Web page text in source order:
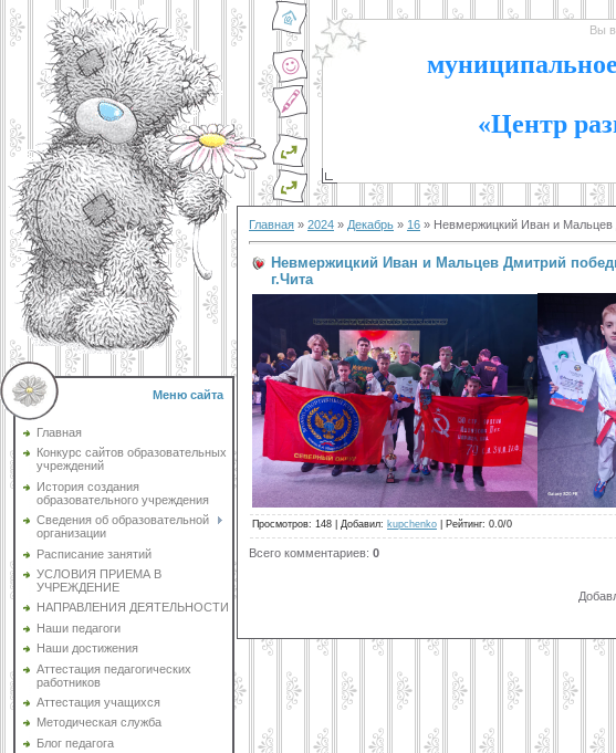
Меню сайта
Главная
Конкурс сайтов образовательных
учреждений
История создания
образовательного учреждения
Сведения об образовательной
организации
Расписание занятий
УСЛОВИЯ ПРИЕМА В
УЧРЕЖДЕНИЕ
НАПРАВЛЕНИЯ ДЕЯТЕЛЬНОСТИ
Наши педагоги
Наши достижения
Аттестация педагогических
работников
Аттестация учащихся
Методическая служба
Блог педагога
Вы
«Центр
Главная » 2024 » Декабрь » 16 » Невмержицкий Иван и Мальцев
Невмержицкий Иван и Мальцев Дмитрий
г.Чита
Просмотров: 148 Добавил: kupchenko Рейтинг: 0.0/0
Всего комментариев: 0